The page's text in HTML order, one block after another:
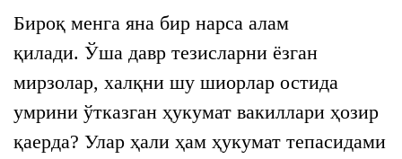
Бироқ менга яна бир нарса алам
қилади. Ўша давр тезисларни ёзган
мирзолар, халқни шу шиорлар остида
умрини ўтказган ҳукумат вакиллари ҳозир
қаерда? Улар ҳали ҳам ҳукумат тепасидами